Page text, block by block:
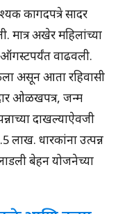
कागदपत्रे सादर
मात्र अखेर महिलांच्या
वाढवली.
असून आता रहिवासी
ओळखपत्र, जन्म
दाखल्याऐवजी
लाख. धारकांना उत्पन्न
बेहन योजनेच्या